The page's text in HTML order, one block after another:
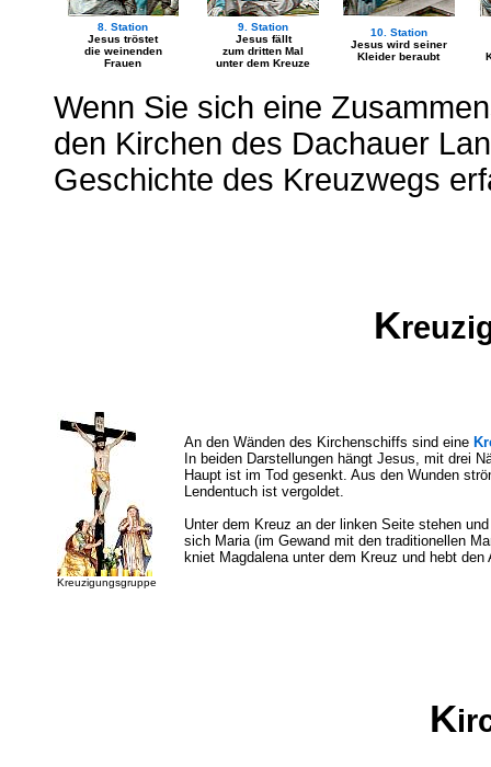
8. Station
Jesus tröstet
die weinenden
Frauen
9. Station
Jesus fällt
zum dritten Mal
unter dem Kreuze
10. Station
Jesus wird seiner
Kleider beraubt
Wenn Sie sich eine
den Kirchen des Dachauer
Geschichte des Kreuzwegs
K
Kreuzigungsgruppe
An den Wänden des Kirchenschiffs sind eine
In beiden Darstellungen hängt Jesus, mit drei
Haupt ist im Tod gesenkt. Aus den Wunden
Lendentuch ist vergoldet.
Unter dem Kreuz an der linken Seite stehen
sich Maria (im Gewand mit den traditionellen
kniet Magdalena unter dem Kreuz und hebt den
K